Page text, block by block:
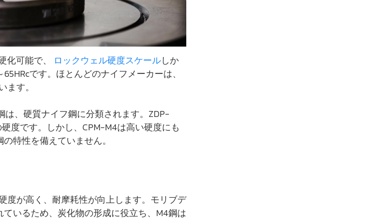
化可能で、 ロックウェル硬度スケールしか
です。ほとんどのナイフメーカーは、
す。
は、硬質ナイフ鋼に分類されます。ZDP-
硬度です。しかし、CPM-M4は高い硬度にも
特性を備えていません。
度が高く、耐摩耗性が向上します。モリブデ
いるため、炭化物の形成に役立ち、M4鋼は